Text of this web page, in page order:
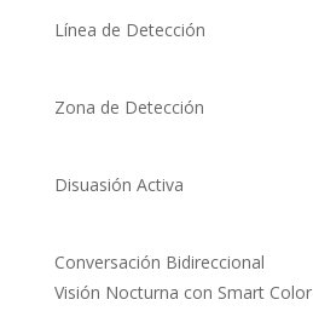
Línea de Detección
Zona de Detección
Disuasión Activa
Conversación Bidireccional
Visión Nocturna con Smart Color